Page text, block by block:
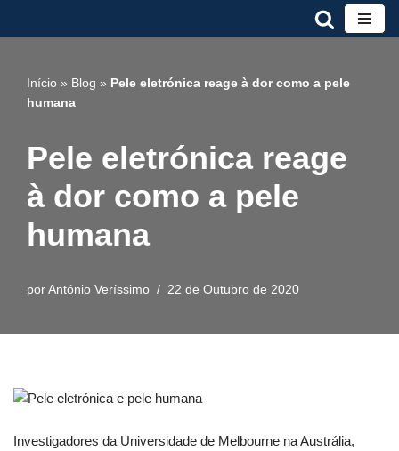
conteúdo
Início » Blog » Pele eletrónica reage à dor como a pele
humana
Pele eletrónica reage
à dor como a pele
humana
por António Veríssimo 22 de Outubro de 2020
Investigadores da Universidade de Melbourne na Austrália,